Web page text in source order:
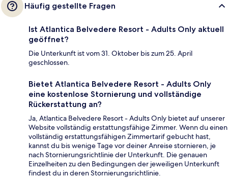
Häufig gestellte Fragen
Ist Atlantica Belvedere Resort - Adults Only aktuell
geöffnet?
Die Unterkunft ist vom 31. Oktober bis zum 25. April
geschlossen.
Bietet Atlantica Belvedere Resort - Adults Only
eine kostenlose Stornierung und vollständige
Rückerstattung an?
Ja, Atlantica Belvedere Resort - Adults Only bietet auf unserer
Website vollständig erstattungsfähige Zimmer. Wenn du einen
vollständig erstattungsfähigen Zimmertarif gebucht hast,
kannst du bis wenige Tage vor deiner Anreise stornieren, je
nach Stornierungsrichtlinie der Unterkunft. Die genauen
Einzelheiten zu den Bedingungen der jeweiligen Unterkunft
findest du in deren Stornierungsrichtlinie.